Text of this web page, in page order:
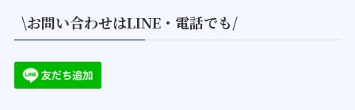
\お問い合わせはLINE・電話でも/